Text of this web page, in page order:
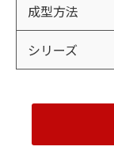
成型方法
シリーズ